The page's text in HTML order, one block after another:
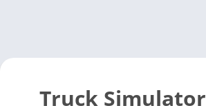
تحميل لعبة Truck Simulator